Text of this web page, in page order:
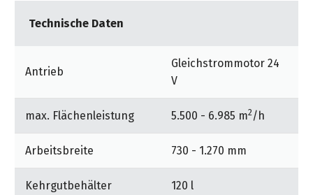
Anordnung der Bedienelemente. Logische
Große Filterfläche mit automatischer Abreinigung:
Automatische Filterabreinigung in 5-min-Intervallen
und nach dem Ausschalten. Effiziente Filterreinigung
der 6-m²-Filterfläche verdoppelt die Standzeit.
Nahezu staubfreies, kontinuierliches Kehren
unabhängig von der Schmutzmenge.
Technische Daten
Antrieb
Gleichstrommotor 24
V
max. Flächenleistung 5.500 - 6.985 m2/h
Arbeitsbreite 730 - 1.270 mm
Kehrgutbehälter 120 l